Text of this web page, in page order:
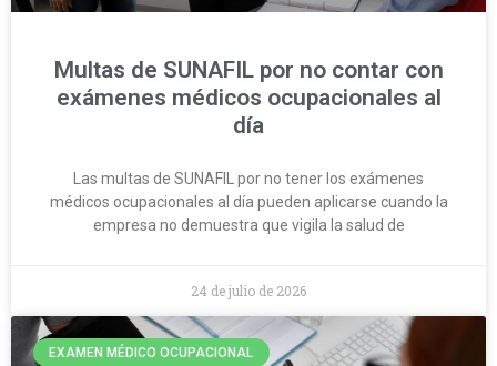
Multas de SUNAFIL por no contar con
exámenes médicos ocupacionales al
día
Las multas de SUNAFIL por no tener los exámenes
médicos ocupacionales al día pueden aplicarse cuando la
empresa no demuestra que vigila la salud de
24 de julio de 2026
EXAMEN MÉDICO OCUPACIONAL